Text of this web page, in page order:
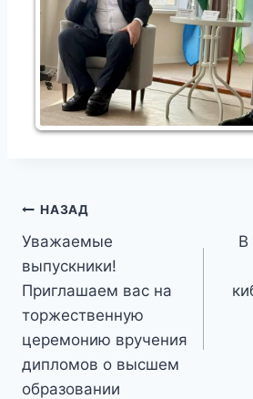
Навигация
по
записям
НАЗАД
Уважаемые
выпускники!
Приглашаем вас на
торжественную
церемонию вручения
дипломов о высшем
образовании
В